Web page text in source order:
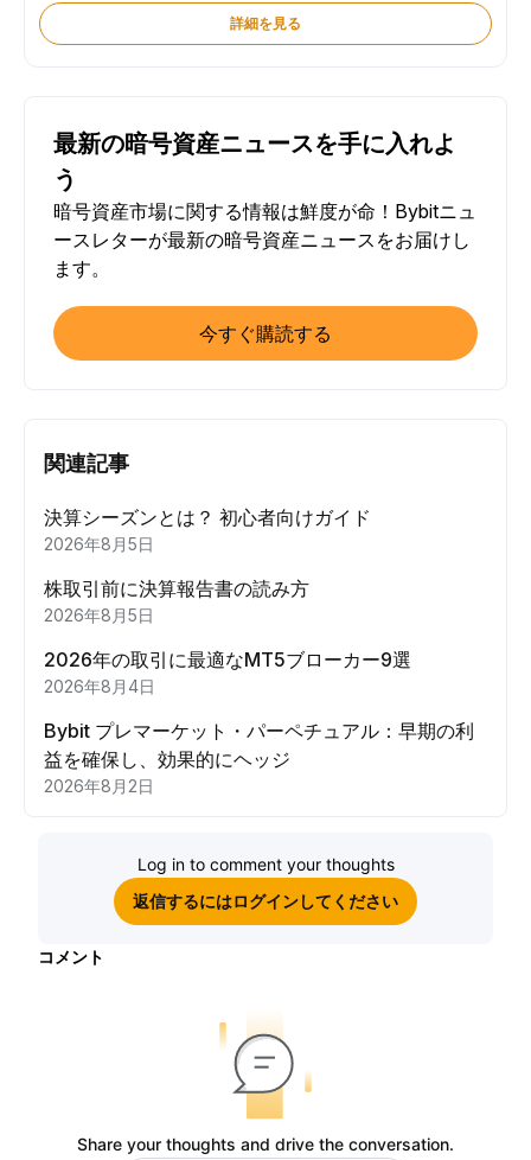
詳細を見る
最新の暗号資産ニュースを手に入れよ
う
暗号資産市場に関する情報は鮮度が命！Bybitニュ
ースレターが最新の暗号資産ニュースをお届けし
ます。
今すぐ購読する
関連記事
決算シーズンとは？ 初心者向けガイド
2026年8月5日
株取引前に決算報告書の読み方
2026年8月5日
2026年の取引に最適なMT5ブローカー9選
2026年8月4日
Bybit プレマーケット・パーペチュアル：早期の利
益を確保し、効果的にヘッジ
2026年8月2日
Log in to comment your thoughts
返信するにはログインしてください
コメント
Share your thoughts and drive the conversation.